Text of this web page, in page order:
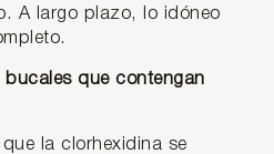
A largo plazo, lo idóneo
bucales que contengan
la clorhexidina se